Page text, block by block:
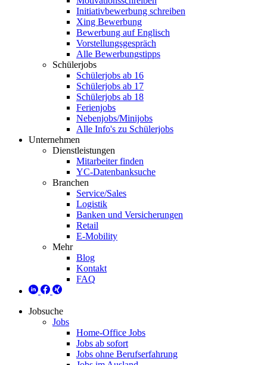
Initiativbewerbung schreiben
Xing Bewerbung
Bewerbung auf Englisch
Vorstellungsgespräch
Alle Bewerbungstipps
Schülerjobs
Schülerjobs ab 16
Schülerjobs ab 17
Schülerjobs ab 18
Ferienjobs
Nebenjobs/Minijobs
Alle Info's zu Schülerjobs
Unternehmen
Dienstleistungen
Mitarbeiter finden
YC-Datenbanksuche
Branchen
Service/Sales
Logistik
Banken und Versicherungen
Retail
E-Mobility
Mehr
Blog
Kontakt
FAQ
Jobsuche
Jobs
Home-Office Jobs
Jobs ab sofort
Jobs ohne Berufserfahrung